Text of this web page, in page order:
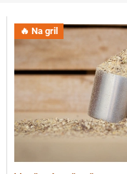
🔥 Na gril